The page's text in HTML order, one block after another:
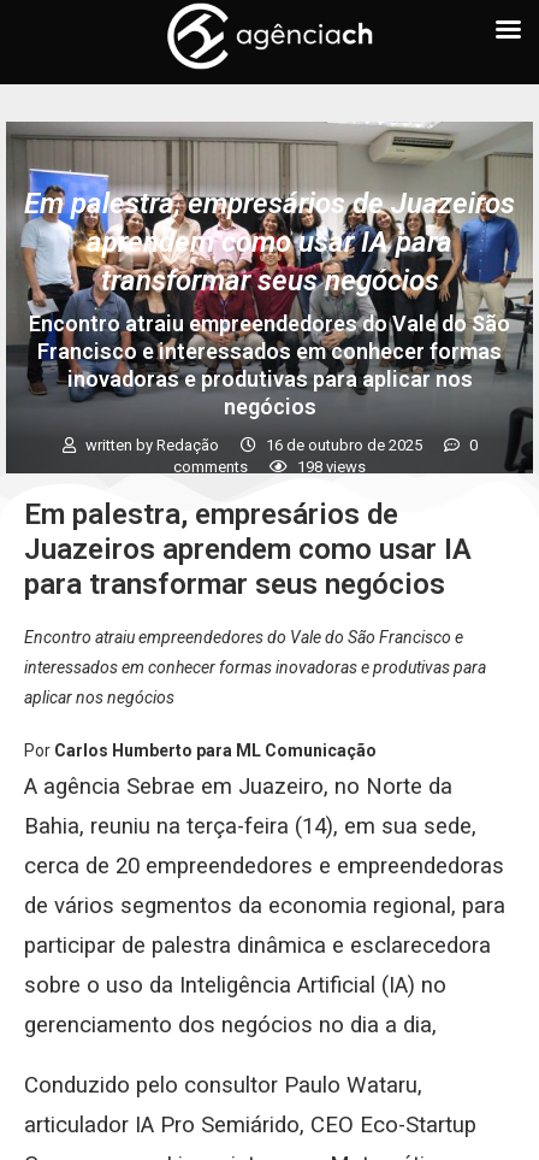
Em palestra, empresários de Juazeiros
aprendem como usar IA para
transformar seus negócios
Encontro atraiu empreendedores do Vale do São
Francisco e interessados em conhecer formas
inovadoras e produtivas para aplicar nos
negócios
written by Redação 16 de outubro de 2025
0
comments
198 views
Em palestra, empresários de
Juazeiros aprendem como usar IA
para transformar seus negócios
Encontro atraiu empreendedores do Vale do São Francisco e
interessados em conhecer formas inovadoras e produtivas para
aplicar nos negócios
Por Carlos Humberto para ML Comunicação
A agência Sebrae em Juazeiro, no Norte da
Bahia, reuniu na terça-feira (14), em sua sede,
cerca de 20 empreendedores e empreendedoras
de vários segmentos da economia regional, para
participar de palestra dinâmica e esclarecedora
sobre o uso da Inteligência Artificial (IA) no
gerenciamento dos negócios no dia a dia,
Conduzido pelo consultor Paulo Wataru,
articulador IA Pro Semiárido, CEO Eco-Startup